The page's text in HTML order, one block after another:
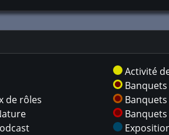
Activité
de rôles